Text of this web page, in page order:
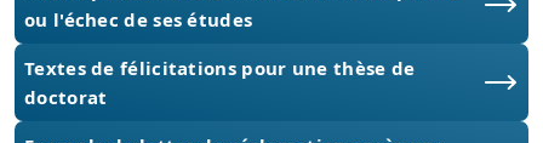
ou l'échec de ses études
Textes de félicitations pour une thèse de
doctorat